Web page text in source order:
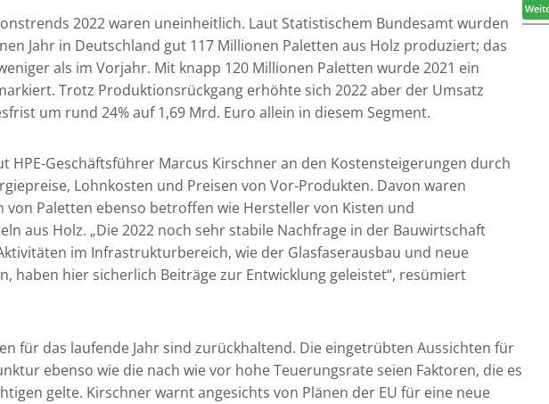
2022 waren uneinheitlich. Laut Statistischem Bundesamt wurden
Jahr in Deutschland gut 117 Millionen Paletten aus Holz produziert; das
als im Vorjahr. Mit knapp 120 Millionen Paletten wurde 2021 ein
Trotz Produktionsrückgang erhöhte sich 2022 aber der Umsatz
um rund 24% auf 1,69 Mrd. Euro allein in diesem Segment.
HPE-Geschäftsführer Marcus Kirschner an den Kostensteigerungen durch
Lohnkosten und Preisen von Vor-Produkten. Davon waren
von Paletten ebenso betroffen wie Hersteller von Kisten und
aus Holz. „Die 2022 noch sehr stabile Nachfrage in der Bauwirtschaft
im Infrastrukturbereich, wie der Glasfaserausbau und neue
haben hier sicherlich Beiträge zur Entwicklung geleistet“, resümiert
für das laufende Jahr sind zurückhaltend. Die eingetrübten Aussichten für
ebenso wie die nach wie vor hohe Teuerungsrate seien Faktoren, die es
gelte. Kirschner warnt angesichts von Plänen der EU für eine neue